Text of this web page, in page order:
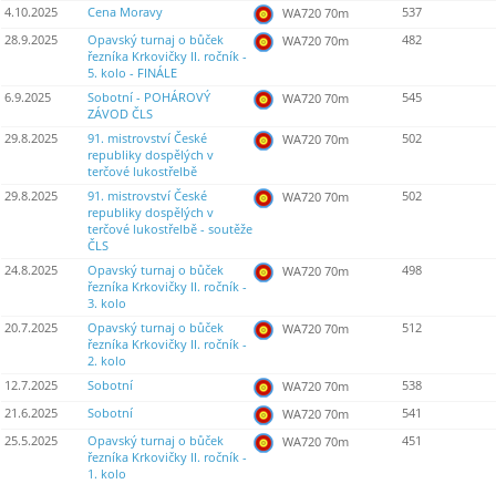
4.10.2025 Cena Moravy WA720 70m
537
28.9.2025
Opavský turnaj o bůček
řezníka Krkovičky II. ročník -
5. kolo - FINÁLE
WA720 70m 482
6.9.2025
Sobotní - POHÁROVÝ
ZÁVOD ČLS
WA720 70m 545
29.8.2025
91. mistrovství České
republiky dospělých v
terčové lukostřelbě
WA720 70m 502
29.8.2025
91. mistrovství České
republiky dospělých v
terčové lukostřelbě - soutěže
ČLS
WA720 70m 502
24.8.2025
Opavský turnaj o bůček
řezníka Krkovičky II. ročník -
3. kolo
WA720 70m 498
20.7.2025
Opavský turnaj o bůček
řezníka Krkovičky II. ročník -
2. kolo
WA720 70m 512
12.7.2025 Sobotní WA720 70m
538
21.6.2025
Sobotní WA720 70m
541
25.5.2025
Opavský turnaj o bůček
řezníka Krkovičky II. ročník -
1. kolo
WA720 70m 451